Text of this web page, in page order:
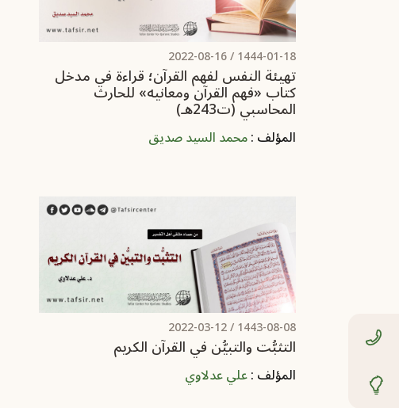
1444-01-18 /
2022-08-16
تهيئة النفس لفهم القرآن؛ قراءة في مدخل
كتاب «فهم القرآن ومعانيه» للحارث
المحاسبي (ت243هـ)
المؤلف :محمد السيد صديق
1443-08-08 /
2022-03-12
التثبُّت والتبيُّن في القرآن الكريم
المؤلف :علي عدلاوي